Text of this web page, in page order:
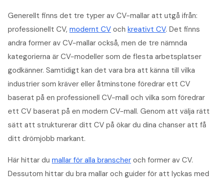
Generellt finns det tre typer av CV-mallar att utgå ifrån:
professionellt CV, modernt CV och kreativt CV. Det finns
andra former av CV-mallar också, men de tre nämnda
kategorierna är CV-modeller som de flesta arbetsplatser
godkänner. Samtidigt kan det vara bra att känna till vilka
industrier som kräver eller åtminstone föredrar ett CV
baserat på en professionell CV-mall och vilka som föredrar
ett CV baserat på en modern CV-mall. Genom att välja rätt
sätt att strukturerar ditt CV på ökar du dina chanser att få
ditt drömjobb markant.
Här hittar du mallar för alla branscher och former av CV.
Dessutom hittar du bra mallar och guider för att lyckas med